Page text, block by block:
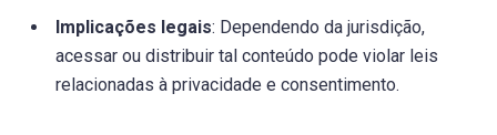
Implicações legais: Dependendo da jurisdição,
acessar ou distribuir tal conteúdo pode violar leis
relacionadas à privacidade e consentimento.